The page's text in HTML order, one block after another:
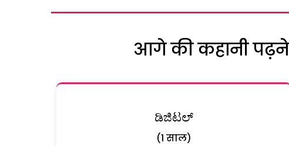
आगे की कहानी
ಡಿಜಿಟಲ್
(1 साल)